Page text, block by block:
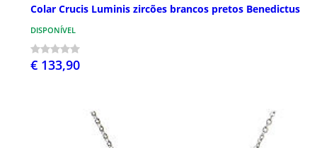
Colar Crucis Luminis zircões brancos pretos Benedictus
DISPONÍVEL
€ 133,90